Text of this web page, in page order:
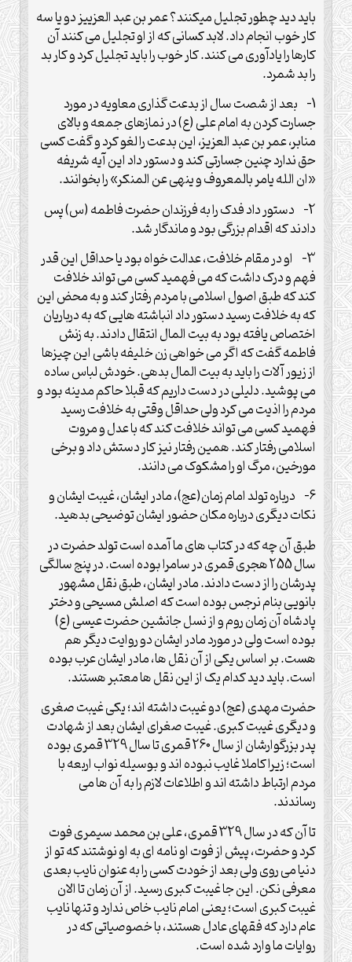
باید دید چطور تجلیل میکنند؟ عمر بن عبد العزییز دو یا سه
کار خوب انجام داد. لابد کسانی که از او تجلیل می کنند آن
کارها را یادآوری می کنند. کار خوب را باید تجلیل کرد و کار بد
را بد شمرد.
1- بعد از شصت سال از بدعت گذاری معاویه در مورد
جسارت کردن به امام علی (ع) در نمازهای جمعه و بالای
منابر، عمر بن عبد العزیز، این بدعت را لغو کرد و گفت کسی
حق ندارد چنین جسارتی کند و دستور داد این آیه شریفه
«ان الله یامر بالمعروف و ینهی عن المنکر» را بخوانند.
2- دستور داد فدک را به فرزندان حضرت فاطمه (س) پس
دادند که اقدام بزرگی بود و ماندگار شد.
3- او در مقام خلافت، عدالت خواه بود یا حداقل این قدر
فهم و درک داشت که می فهمید کسی می تواند خلافت
کند که طبق اصول اسلامی با مردم رفتار کند و به محض این
که به خلافت رسید دستور داد انباشته هایی که به درباریان
اختصاص یافته بود به بیت المال انتقال دادند. به زنش
فاطمه گفت که اگر می خواهی زن خلیفه باشی این چیزها
از زیور آلات را باید به بیت المال بدهی. خودش لباس ساده
می پوشید. دلیلی در دست داریم که قبلا حاکم مدینه بود و
مردم را اذیت می کرد ولی حداقل وقتی به خلافت رسید
فهمید کسی می تواند خلافت کند که با عدل و مروت
اسلامی رفتار کند. همین رفتار نیز کار دستش داد و برخی
مورخین، مرگ او را مشکوک می دانند.
6- درباره تولد امام زمان(عج)، مادر ایشان، غیبت ایشان و
نکات دیگری درباره مکان حضور ایشان توضیحی بدهید.
طبق آن چه که در کتاب های ما آمده است تولد حضرت در
سال 255 هجری قمری در سامرا بوده است. در پنج سالگی
پدرشان را از دست دادند. مادر ایشان، طبق نقل مشهور
بانویی بنام نرجس بوده است که اصلش مسیحی و دختر
پادشاه آن زمان روم و از نسل جانشین حضرت عیسی (ع)
بوده است ولی در مورد مادر ایشان دو روایت دیگر هم
هست. بر اساس یکی از آن نقل ها، مادر ایشان عرب بوده
است. باید دید کدام یک از این نقل ها معتبر هستند.
حضرت مهدی (عج) دو غیبت داشته اند؛ یکی غیبت صغری
و دیگری غیبت کبری. غیبت صغرای ایشان بعد از شهادت
پدر بزرگوارشان از سال 260 قمری تا سال 329 قمری بوده
است؛ زیرا کاملا غایب نبوده اند و بوسیله نواب اربعه با
مردم ارتباط داشته اند و اطلاعات لازم را به آن ها می
رساندند.
تا آن که در سال 329 قمری، علی بن محمد سیمری فوت
کرد و حضرت، پیش از فوت او نامه ای به او نوشتند که تو از
دنیا می روی ولی بعد از خودت کسی را به عنوان نایب بعدی
معرفی نکن. این جا غیبت کبری رسید. از آن زمان تا الان
غیبت کبری است؛ یعنی امام نایب خاص ندارد و تنها نایب
عام دارد که فقهای عادل هستند، با خصوصیاتی که در
روایات ما وارد شده است.